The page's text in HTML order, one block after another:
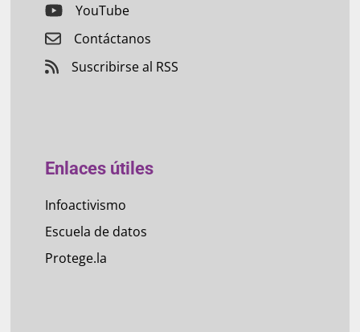
YouTube
Contáctanos
Suscribirse al RSS
Enlaces útiles
Infoactivismo
Escuela de datos
Protege.la